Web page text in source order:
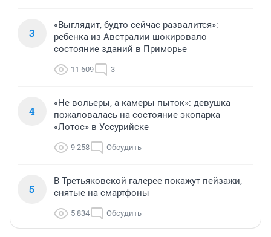
3
«Выглядит, будто сейчас развалится»:
ребенка из Австралии шокировало
состояние зданий в Приморье
11 609 3
4
«Не вольеры, а камеры пыток»: девушка
пожаловалась на состояние экопарка
«Лотос» в Уссурийске
9 258 Обсудить
5
В Третьяковской галерее покажут пейзажи,
снятые на смартфоны
5 834 Обсудить